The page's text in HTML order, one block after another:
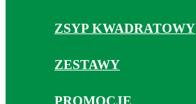
ZSYP KWADRATOWY
ZESTAWY
PROMOCJE